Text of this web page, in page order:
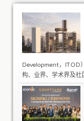
Development，ITOD
构、业界、学术界及